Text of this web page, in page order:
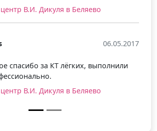
Дикуля в Беляево
06.05.2017
за КТ лёгких, выполнили
Дикуля в Беляево